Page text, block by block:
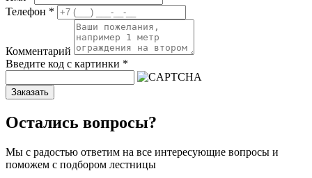
Телефон *
Комментарий
Введите код с картинки *
Заказать
Остались вопросы?
Мы с радостью ответим на все интересующие вопросы и
поможем с подбором лестницы